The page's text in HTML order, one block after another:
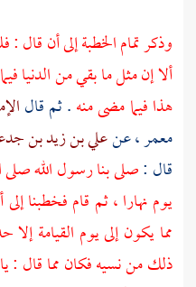
وذكر تمام الخطبة إلى أن قال
ألا إن مثل ما بقي من الدنيا
هذا فيما مضى منه. ثم قال
معمر، عنعلي بن زيد بن
قال :صلى بنا رسول الله
يوم نهارا ، ثم قام فخطبنا
مما يكون إلى يوم القيامة
ذلك من نسيه فكان مما قال :